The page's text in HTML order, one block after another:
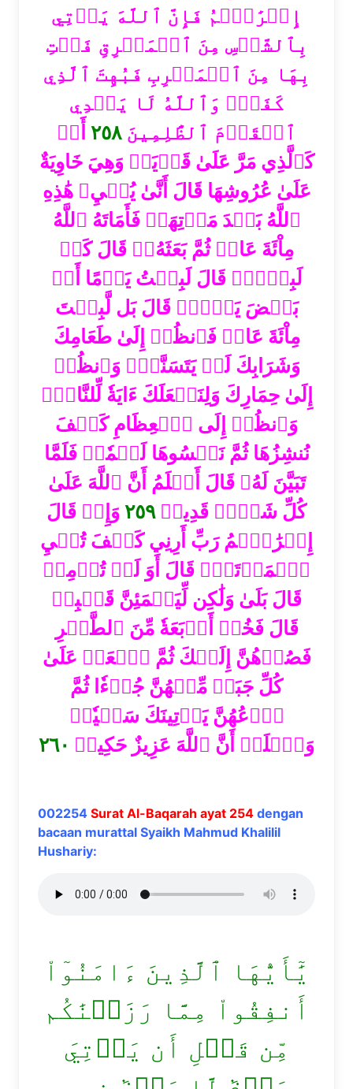
إِبۡرَٰهِ‍ۧمُ فَإِنَّ ٱللَّهَ يَأۡتِي
بِٱلشَّمۡسِ مِنَ ٱلۡمَشۡرِقِ فَأۡتِ
بِهَا مِنَ ٱلۡمَغۡرِبِ فَبُهِتَ ٱلَّذِي
كَفَرَۗ وَٱللَّهُ لَا يَهۡدِي
ٱلۡقَوۡمَ ٱلظَّٰلِمِينَ٢٥٨ أَوۡ
كَٱلَّذِي مَرَّ عَلَىٰ قَرۡيَةٖ وَهِيَ خَاوِيَةٌ
عَلَىٰ عُرُوشِهَا قَالَ أَنَّىٰ يُحۡيِۦ هَٰذِهِ
ٱللَّهُ بَعۡدَ مَوۡتِهَاۖ فَأَمَاتَهُ ٱللَّهُ
مِاْئَةَ عَامٖ ثُمَّ بَعَثَهُۥۖ قَالَ كَمۡ
لَبِثۡتَۖ قَالَ لَبِثۡتُ يَوۡمًا أَوۡ
بَعۡضَ يَوۡمٖۖ قَالَ بَل لَّبِثۡتَ
مِاْئَةَ عَامٖ فَٱنظُرۡ إِلَىٰ طَعَامِكَ
وَشَرَابِكَ لَمۡ يَتَسَنَّهۡۖ وَٱنظُرۡ
إِلَىٰ حِمَارِكَ وَلِنَجۡعَلَكَ ءَايَةٗ لِّلنَّاسِۖ
وَٱنظُرۡ إِلَى ٱلۡعِظَامِ كَيۡفَ
نُنشِزُهَا ثُمَّ نَكۡسُوهَا لَحۡمٗاۚ فَلَمَّا
تَبَيَّنَ لَهُۥ قَالَ أَعۡلَمُ أَنَّ ٱللَّهَ عَلَىٰ
كُلِّ شَيۡءٖ قَدِيرٞ٢٥٩ وَإِذۡ قَالَ
إِبۡرَٰهِ‍ۧمُ رَبِّ أَرِنِي كَيۡفَ تُحۡيِ
ٱلۡمَوۡتَىٰۖ قَالَ أَوَ لَمۡ تُؤۡمِنۖ
قَالَ بَلَىٰ وَلَٰكِن لِّيَطۡمَئِنَّ قَلۡبِيۖ
قَالَ فَخُذۡ أَرۡبَعَةٗ مِّنَ ٱلطَّيۡرِ
فَصُرۡهُنَّ إِلَيۡكَ ثُمَّ ٱجۡعَلۡ عَلَىٰ
كُلِّ جَبَلٖ مِّنۡهُنَّ جُزۡءٗا ثُمَّ
ٱدۡعُهُنَّ يَأۡتِينَكَ سَعۡيٗاۚ
وَٱعۡلَمۡ أَنَّ ٱللَّهَ عَزِيزٌ حَكِيمٞ ٢٦٠
002254 Surat Al-Baqarah ayat 254 dengan
bacaan murattal Syaikh Mahmud Khalilil
Hushariy:
يَٰٓأَيُّهَا ٱلَّذِينَ ءَامَنُوٓاْ
أَنفِقُواْ مِمَّا رَزَقۡنَٰكُم
مِّن قَبۡلِ أَن يَأۡتِيَ